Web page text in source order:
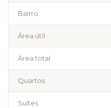
Bairro
Área útil
Área total
Quartos
Suítes